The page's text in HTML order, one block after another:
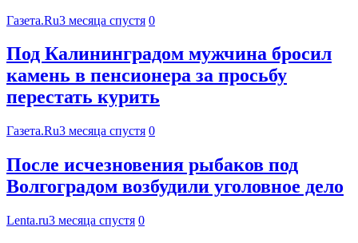
Газета.Ru3 месяца спустя 0
Под Калининградом мужчина бросил
камень в пенсионера за просьбу
перестать курить
Газета.Ru3 месяца спустя 0
После исчезновения рыбаков под
Волгоградом возбудили уголовное дело
Lenta.ru3 месяца спустя 0